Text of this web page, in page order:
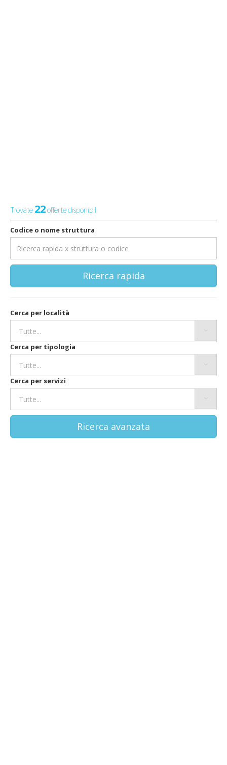
Trovate22offerte disponibili
Codice o nome struttura
Ricerca rapida
Cerca per località
Cerca per tipologia
Cerca per servizi
Ricerca avanzata